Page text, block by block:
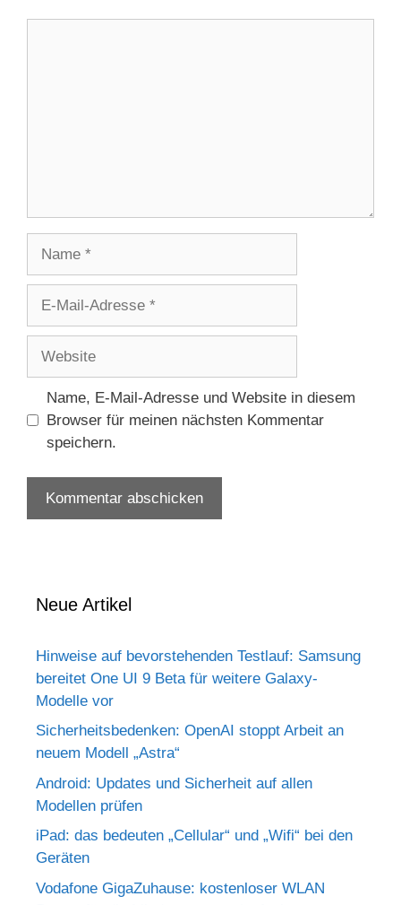
Adresse
Name, E-Mail-Adresse und Website in diesem
Browser für meinen nächsten Kommentar
speichern.
Neue Artikel
Hinweise auf bevorstehenden Testlauf: Samsung
bereitet One UI 9 Beta für weitere Galaxy-
Modelle vor
Sicherheitsbedenken: OpenAI stoppt Arbeit an
neuem Modell „Astra“
Android: Updates und Sicherheit auf allen
Modellen prüfen
iPad: das bedeuten „Cellular“ und „Wifi“ bei den
Geräten
Vodafone GigaZuhause: kostenloser WLAN